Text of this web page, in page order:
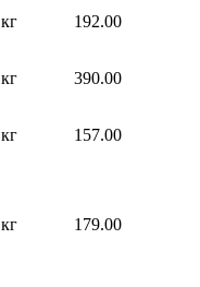
кг 192.00
кг 390.00
кг 157.00
кг 179.00